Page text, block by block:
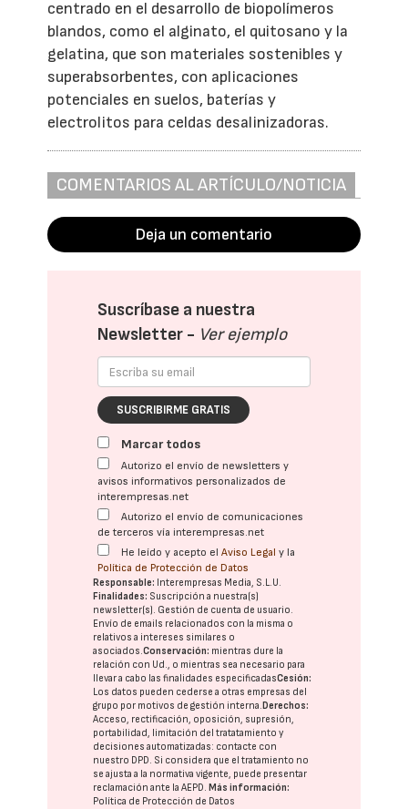
centrado en el desarrollo de biopolímeros
blandos, como el alginato, el quitosano y la
gelatina, que son materiales sostenibles y
superabsorbentes, con aplicaciones
potenciales en suelos, baterías y
electrolitos para celdas desalinizadoras.
COMENTARIOS AL ARTÍCULO/NOTICIA
Deja un comentario
Suscríbase a nuestra
Newsletter - Ver ejemplo
SUSCRIBIRME GRATIS
Marcar todos
Autorizo el envío de newsletters y
avisos informativos personalizados de
interempresas.net
Autorizo el envío de comunicaciones
de terceros vía interempresas.net
He leído y acepto elAviso Legal y la
Política de Protección de Datos
Responsable: Interempresas Media, S.L.U.
Finalidades: Suscripción a nuestra(s)
newsletter(s). Gestión de cuenta de usuario.
Envío de emails relacionados con la misma o
relativos a intereses similares o
asociados.Conservación: mientras dure la
relación con Ud., o mientras sea necesario para
llevar a cabo las finalidades especificadasCesión:
Los datos pueden cederse a otras empresas del
grupo por motivos de gestión interna.Derechos:
Acceso, rectificación, oposición, supresión,
portabilidad, limitación del tratatamiento y
decisiones automatizadas: contacte con
nuestro DPD. Si considera que el tratamiento no
se ajusta a la normativa vigente, puede presentar
reclamación ante laAEPD.Más información:
Política de Protección de Datos